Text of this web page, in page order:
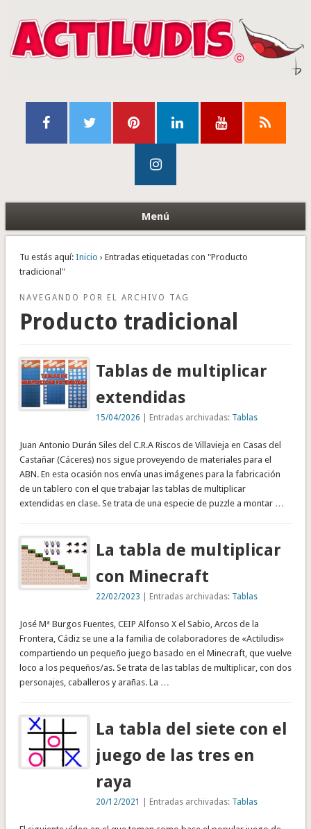
Menú
Tu estás aquí: Inicio › Entradas etiquetadas con "Producto
tradicional"
NAVEGANDO POR EL ARCHIVO TAG
Producto tradicional
Tablas de multiplicar
extendidas
15/04/2026 | Entradas archivadas: Tablas
Juan Antonio Durán Siles del C.R.A Riscos de Villavieja en Casas del
Castañar (Cáceres) nos sigue proveyendo de materiales para el
ABN. En esta ocasión nos envía unas imágenes para la fabricación
de un tablero con el que trabajar las tablas de multiplicar
extendidas en clase. Se trata de una especie de puzzle a montar …
La tabla de multiplicar
con Minecraft
22/02/2023 | Entradas archivadas: Tablas
José Mª Burgos Fuentes, CEIP Alfonso X el Sabio, Arcos de la
Frontera, Cádiz se une a la familia de colaboradores de «Actiludis»
compartiendo un pequeño juego basado en el Minecraft, que vuelve
loco a los pequeños/as. Se trata de las tablas de multiplicar, con dos
personajes, caballeros y arañas. La …
La tabla del siete con el
juego de las tres en
raya
20/12/2021 | Entradas archivadas: Tablas